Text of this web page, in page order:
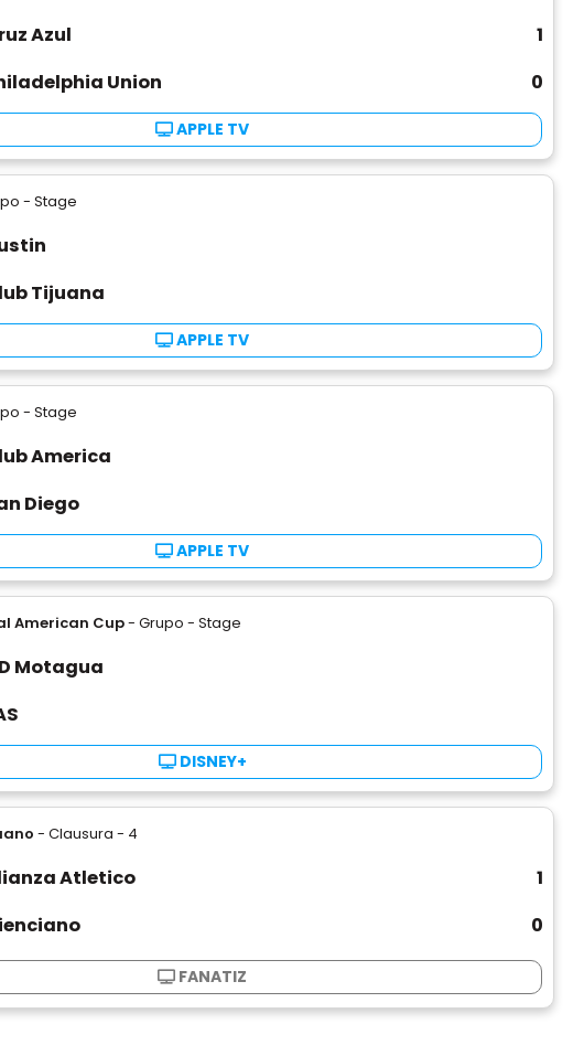
Azul
1
Union
0
APPLE TV
- Stage
Tijuana
APPLE TV
- Stage
America
Diego
APPLE TV
American Cup- Grupo - Stage
Motagua
DISNEY+
- Clausura - 4
Atletico
1
0
FANATIZ